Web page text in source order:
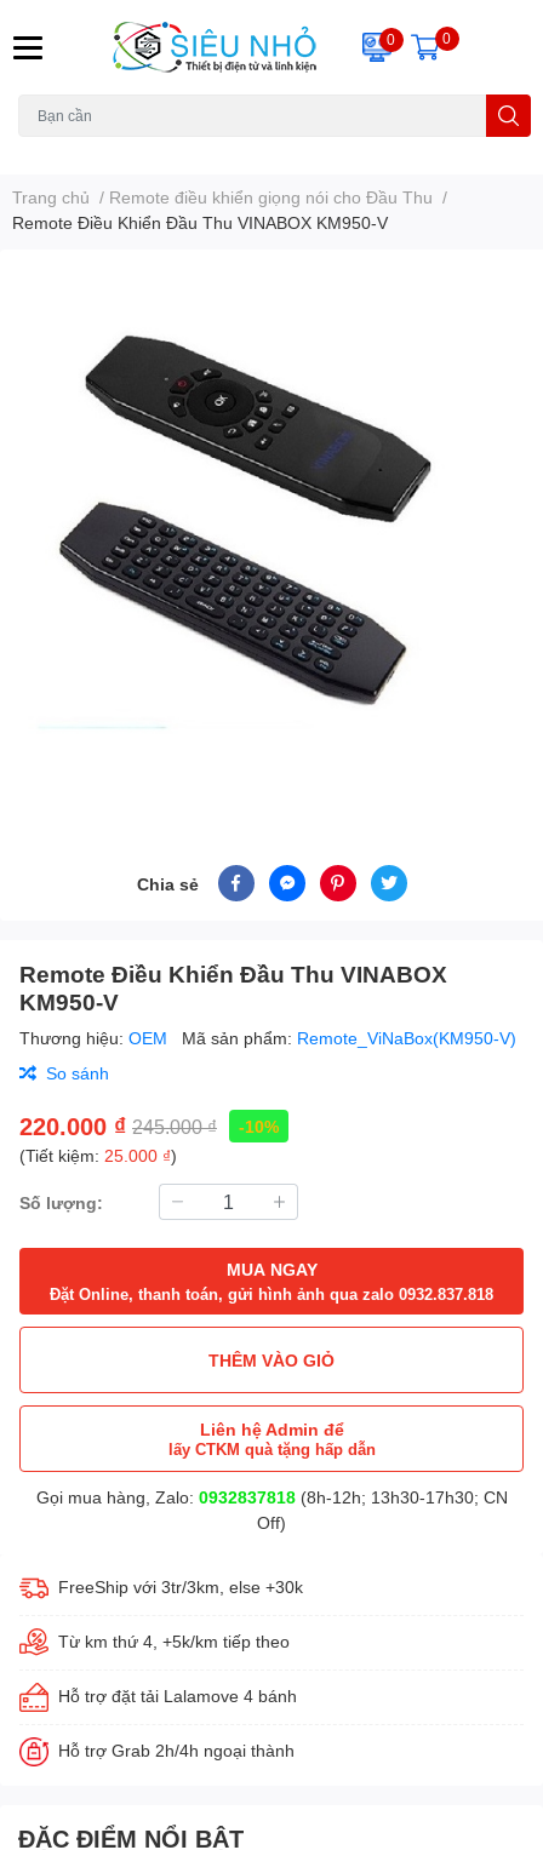
0 0
Trang chủ / Remote điều khiển giọng nói cho Đầu Thu /
Remote Điều Khiển Đầu Thu VINABOX KM950-V
Chia sẻ
Remote Điều Khiển Đầu Thu VINABOX
KM950-V
Thương hiệu: OEM Mã sản phẩm: Remote_ViNaBox(KM950-V)
So sánh
220.000 ₫ 245.000 ₫
-10%
(Tiết kiệm: 25.000 ₫)
Số lượng:
MUA NGAY
Đặt Online, thanh toán, gửi hình ảnh qua zalo 0932.837.818
THÊM VÀO GIỎ
Liên hệ Admin để
lấy CTKM quà tặng hấp dẫn
Gọi mua hàng, Zalo: 0932837818(8h-12h; 13h30-17h30; CN
Off)
FreeShip với 3tr/3km, else +30k
Từ km thứ 4, +5k/km tiếp theo
Hỗ trợ đặt tải Lalamove 4 bánh
Hỗ trợ Grab 2h/4h ngoại thành
ĐẶC ĐIỂM NỔI BẬT